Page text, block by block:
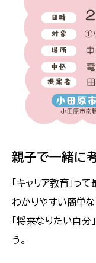
親子で一緒に
「キャリア教育」
わかりやすい簡単な
「将来なりたい自
う。